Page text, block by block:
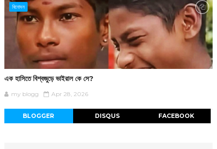
বিনোদন
এক হাসিতে বিশ্বজুড়ে ভাইরাল কে সে?
my blogg Apr 28, 2026
BLOGGER DISQUS FACEBOOK